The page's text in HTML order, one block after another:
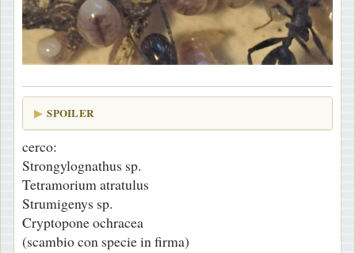
SPOILER
cerco:
Strongylognathus sp.
Tetramorium atratulus
Strumigenys sp.
Cryptopone ochracea
(scambio con specie in firma)